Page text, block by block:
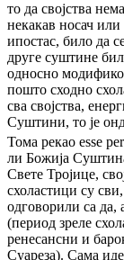
то да својства
некакав носач или
ипостас, било да
друге суштине
односно
пошто сходно
сва својства,
Суштини, то је
Тома рекао esse
ли Божија
Свете Тројице,
схоластици су
одговорили са да,
(период зреле
ренесансни и
Суареза). Сама